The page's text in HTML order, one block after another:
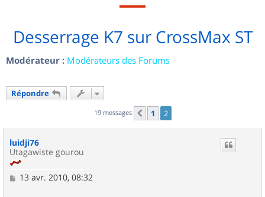
Desserrage K7 sur CrossMax ST
Modérateur : Modérateurs des Forums
Répondre
19 messages Précédent
1 2
luidji76
Utagawiste gourou
M13 avr. 2010, 08:32